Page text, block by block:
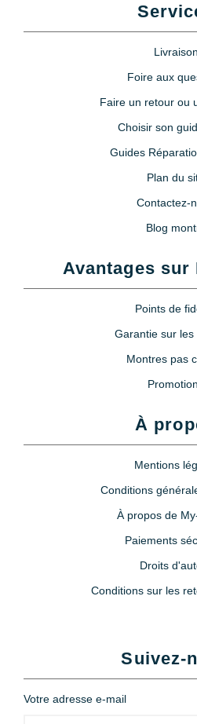
Livraison
Foire aux
Faire un retour ou
Choisir son
Guides
Plan du
Contactez-
Blog
Avantages sur
Points de
Garantie sur les
Montres pas
À
Mentions
Conditions
À propos de
Paiements
Droits
Conditions sur les
Suivez-
Votre adresse e-mail